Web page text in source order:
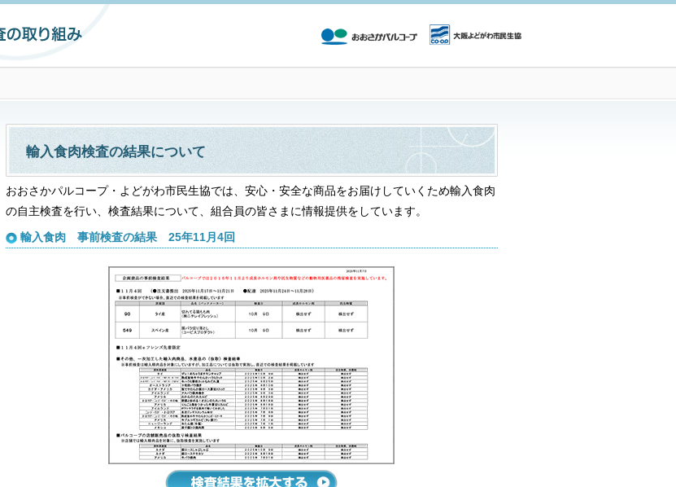
輸入食肉検査の結果について
おおさかパルコープ・よどがわ市民生協では、安心・安全な商品をお届けしていくため輸入食肉
の自主検査を行い、検査結果について、組合員の皆さまに情報提供をしています。
輸入食肉 事前検査の結果 25年11月4回